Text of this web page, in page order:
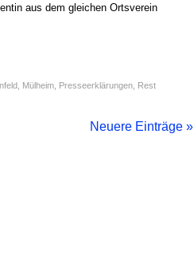
aus dem gleichen Ortsverein
Mülheim Presseerklärungen Rest
Neuere Einträge »